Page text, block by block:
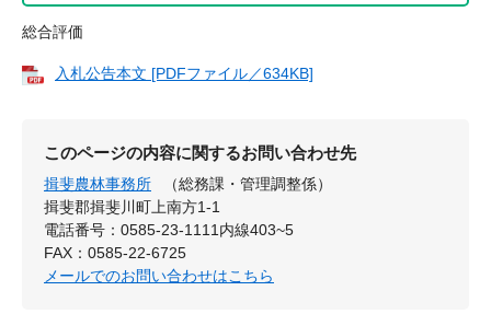
総合評価
入札公告本文 [PDFファイル／634KB]
このページの内容に関するお問い合わせ先
揖斐農林事務所
（総務課・管理調整係）
揖斐郡揖斐川町上南方1-1
電話番号：0585-23-1111内線403~5
FAX：0585-22-6725
メールでのお問い合わせはこちら